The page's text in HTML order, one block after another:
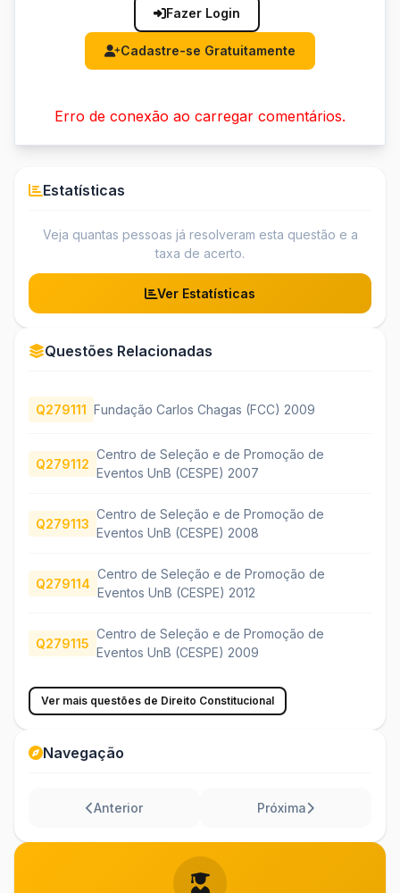
Fazer Login
Cadastre-se Gratuitamente
Erro de conexão ao carregar comentários.
Estatísticas
Veja quantas pessoas já resolveram esta questão e a
taxa de acerto.
Ver Estatísticas
Questões Relacionadas
Q279111 Fundação Carlos Chagas (FCC) 2009
Q279112
Centro de Seleção e de Promoção de
Eventos UnB (CESPE) 2007
Q279113
Centro de Seleção e de Promoção de
Eventos UnB (CESPE) 2008
Q279114
Centro de Seleção e de Promoção de
Eventos UnB (CESPE) 2012
Q279115
Centro de Seleção e de Promoção de
Eventos UnB (CESPE) 2009
Ver mais questões de Direito Constitucional
Navegação
Anterior Próxima